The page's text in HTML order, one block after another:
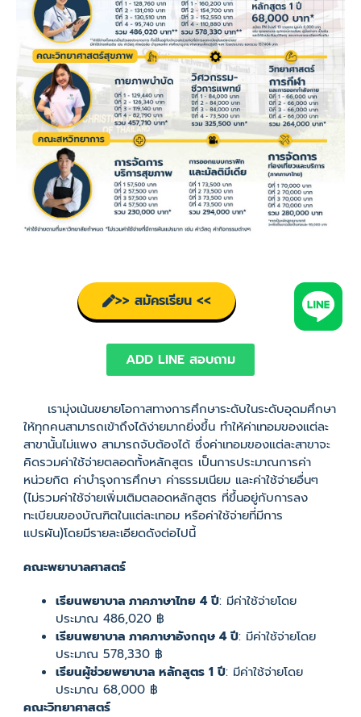
>> สมัครเรียน <<
ADD LINE สอบถาม
เรามุ่งเน้นขยายโอกาสทางการศึกษาระดับในระดับอุดมศึกษา
ให้ทุกคนสามารถเข้าถึงได้ง่ายมากยิ่งขึ้น ทำให้ค่าเทอมของแต่ละ
สาขานั้นไม่แพง สามารถจับต้องได้ ซึ่งค่าเทอมของแต่ละสาขาจะ
คิดรวมค่าใช้จ่ายตลอดทั้งหลักสูตร เป็นการประมาณการค่า
หน่วยกิต ค่าบำรุงการศึกษา ค่าธรรมเนียม และค่าใช้จ่ายอื่นๆ
(ไม่รวมค่าใช้จ่ายเพิ่มเติมตลอดหลักสูตร ที่ขึ้นอยู่กับการลง
ทะเบียนของบัณฑิตในแต่ละเทอม หรือค่าใช้จ่ายที่มีการ
แปรผัน)โดยมีรายละเอียดดังต่อไปนี้
คณะพยาบาลศาสตร์
เรียนพยาบาล ภาคภาษาไทย 4 ปี: มีค่าใช้จ่ายโดย
ประมาณ 486,020 ฿
เรียนพยาบาล ภาคภาษาอังกฤษ 4 ปี: มีค่าใช้จ่ายโดย
ประมาณ 578,330 ฿
เรียนผู้ช่วยพยาบาล หลักสูตร 1 ปี: มีค่าใช้จ่ายโดย
ประมาณ 68,000 ฿
คณะวิทยาศาสตร์